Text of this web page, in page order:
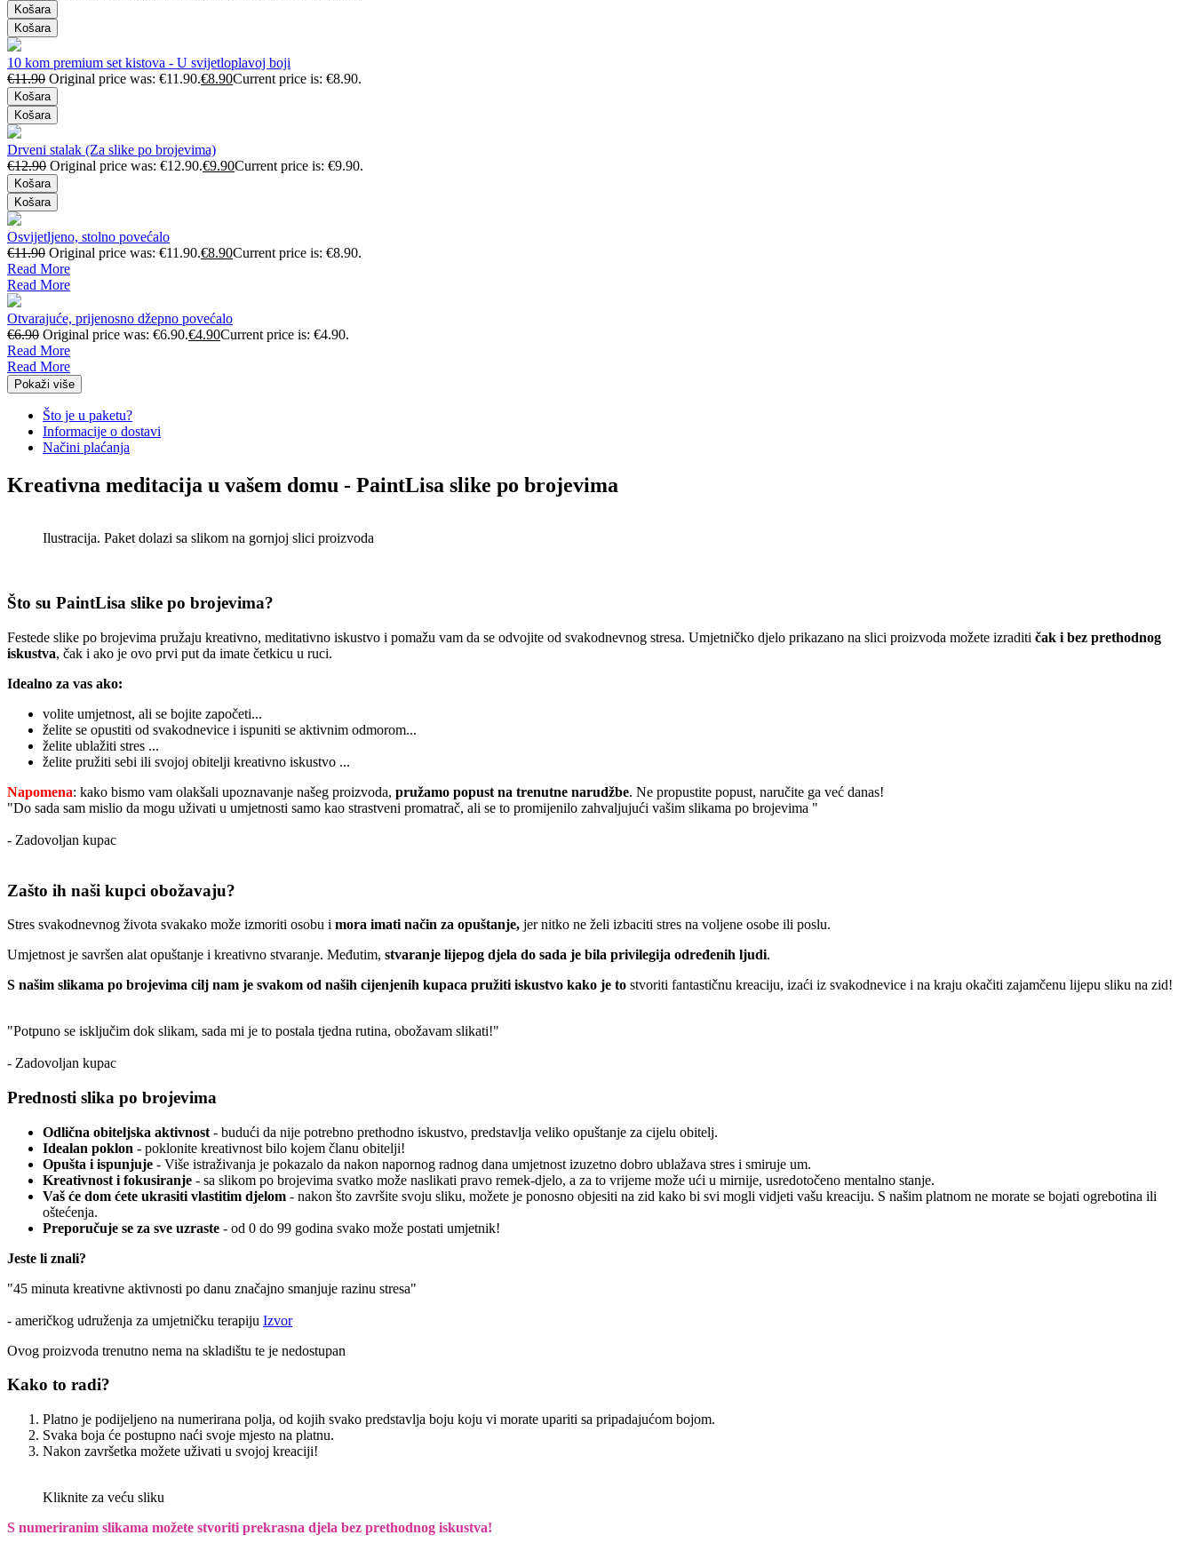
Košara
Košara
10 kom premium set kistova - U svijetloplavoj boji
€11.90 Original price was: €11.90.€8.90Current price is: €8.90.
Košara
Košara
Drveni stalak (Za slike po brojevima)
€12.90 Original price was: €12.90.€9.90Current price is: €9.90.
Košara
Košara
Osvijetljeno, stolno povećalo
€11.90 Original price was: €11.90.€8.90Current price is: €8.90.
Read More
Read More
Otvarajuće, prijenosno džepno povećalo
€6.90 Original price was: €6.90.€4.90Current price is: €4.90.
Read More
Read More
Pokaži više
Što je u paketu?
Informacije o dostavi
Načini plaćanja
Kreativna meditacija u vašem domu - PaintLisa slike po brojevima
Ilustracija. Paket dolazi sa slikom na gornjoj slici proizvoda
Što su PaintLisa slike po brojevima?
Festede slike po brojevima pružaju kreativno, meditativno iskustvo i pomažu vam da se odvojite od svakodnevnog stresa. Umjetničko djelo prikazano na slici proizvoda možete izraditi čak i bez prethodnog
iskustva, čak i ako je ovo prvi put da imate četkicu u ruci.
Idealno za vas ako:
volite umjetnost, ali se bojite započeti...
želite se opustiti od svakodnevice i ispuniti se aktivnim odmorom...
želite ublažiti stres ...
želite pružiti sebi ili svojoj obitelji kreativno iskustvo ...
Napomena: kako bismo vam olakšali upoznavanje našeg proizvoda, pružamo popust na trenutne narudžbe. Ne propustite popust, naručite ga već danas!
"Do sada sam mislio da mogu uživati u umjetnosti samo kao strastveni promatrač, ali se to promijenilo zahvaljujući vašim slikama po brojevima "
- Zadovoljan kupac
Zašto ih naši kupci obožavaju?
Stres svakodnevnog života svakako može izmoriti osobu i mora imati način za opuštanje, jer nitko ne želi izbaciti stres na voljene osobe ili poslu.
Umjetnost je savršen alat opuštanje i kreativno stvaranje. Međutim, stvaranje lijepog djela do sada je bila privilegija određenih ljudi.
S našim slikama po brojevima cilj nam je svakom od naših cijenjenih kupaca pružiti iskustvo kako je to stvoriti fantastičnu kreaciju, izaći iz svakodnevice i na kraju okačiti zajamčenu lijepu sliku na zid!
"Potpuno se isključim dok slikam, sada mi je to postala tjedna rutina, obožavam slikati!"
- Zadovoljan kupac
Prednosti slika po brojevima
Odlična obiteljska aktivnost - budući da nije potrebno prethodno iskustvo, predstavlja veliko opuštanje za cijelu obitelj.
Idealan poklon - poklonite kreativnost bilo kojem članu obitelji!
Opušta i ispunjuje - Više istraživanja je pokazalo da nakon napornog radnog dana umjetnost izuzetno dobro ublažava stres i smiruje um.
Kreativnost i fokusiranje - sa slikom po brojevima svatko može naslikati pravo remek-djelo, a za to vrijeme može ući u mirnije, usredotočeno mentalno stanje.
Vaš će dom ćete ukrasiti vlastitim djelom - nakon što završite svoju sliku, možete je ponosno objesiti na zid kako bi svi mogli vidjeti vašu kreaciju. S našim platnom ne morate se bojati ogrebotina ili
oštećenja.
Preporučuje se za sve uzraste - od 0 do 99 godina svako može postati umjetnik!
Jeste li znali?
"45 minuta kreativne aktivnosti po danu značajno smanjuje razinu stresa"
- američkog udruženja za umjetničku terapiju Izvor
Ovog proizvoda trenutno nema na skladištu te je nedostupan
Kako to radi?
Platno je podijeljeno na numerirana polja, od kojih svako predstavlja boju koju vi morate upariti sa pripadajućom bojom.
Svaka boja će postupno naći svoje mjesto na platnu.
Nakon završetka možete uživati u svojoj kreaciji!
Kliknite za veću sliku
S numeriranim slikama možete stvoriti prekrasna djela bez prethodnog iskustva!